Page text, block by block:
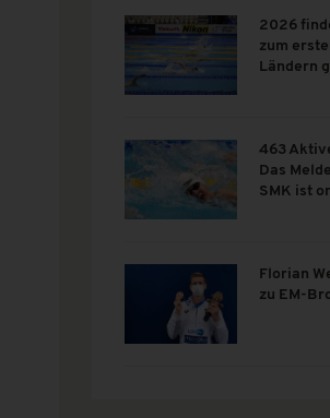
2026
zum
Ländern
463
Das
SMK ist
Florian
zu EM-